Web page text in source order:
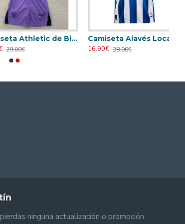
Camiseta Athletic de Bilbao 2024/2025 Alternativo Niño Kit
Camiseta Alavés Local 2025/2026 Azul/Blanco con Parche La Liga
16.90€ 28.00€
ninguna actualización o promoción